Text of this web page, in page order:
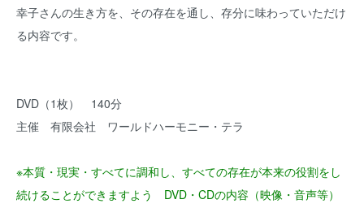
幸子さんの生き方を、その存在を通し、存分に味わっていただけ
る内容です。
DVD（1枚） 140分
主催 有限会社 ワールドハーモニー・テラ
※本質・現実・すべてに調和し、すべての存在が本来の役割をし
続けることができますよう DVD・CDの内容（映像・音声等）